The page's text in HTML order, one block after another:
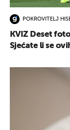
POKROVITELJ
KVIZ Deset
Sjećate li se